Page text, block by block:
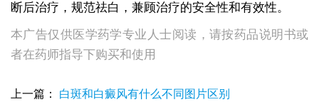
断后治疗，规范祛白，兼顾治疗的安全性和有效性。
本广告仅供医学药学专业人士阅读，请按药品说明书或
者在药师指导下购买和使用
上一篇： 白斑和白癜风有什么不同图片区别
白色糠疹和白癜风怎么区别
伍德灯能区分白癜风和白色糠疹吗